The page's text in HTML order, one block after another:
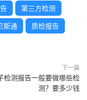
第三方检测
斯通 质检报告
下一篇
检测报告一般要做哪些检
测？要多少钱